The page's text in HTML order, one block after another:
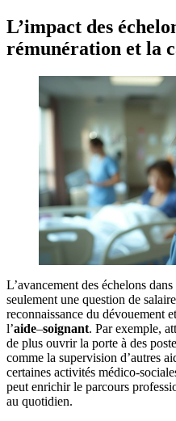
L’impact des
rémunération et la
L’avancement des échelons
seulement une question de
reconnaissance du dévouement
l’aide–soignant. Par exemple,
de plus ouvrir la porte à des
comme la supervision d’autres
certaines activités médico-
peut enrichir le parcours
au quotidien.